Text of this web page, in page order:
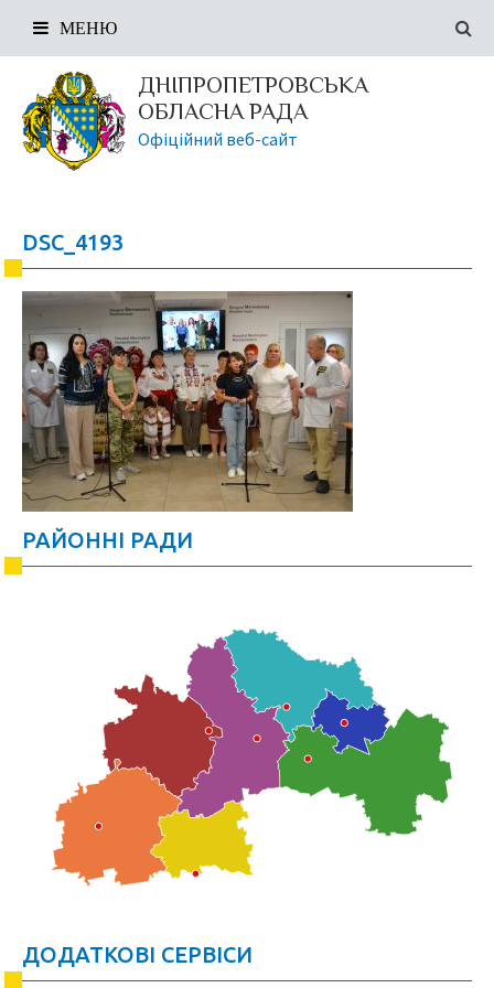
ДНІПРОПЕТРОВСЬКА
ОБЛАСНА РАДА
Офіційний веб-сайт
МЕНЮ
DSC_4193
РАЙОННІ РАДИ
ДОДАТКОВІ СЕРВІСИ